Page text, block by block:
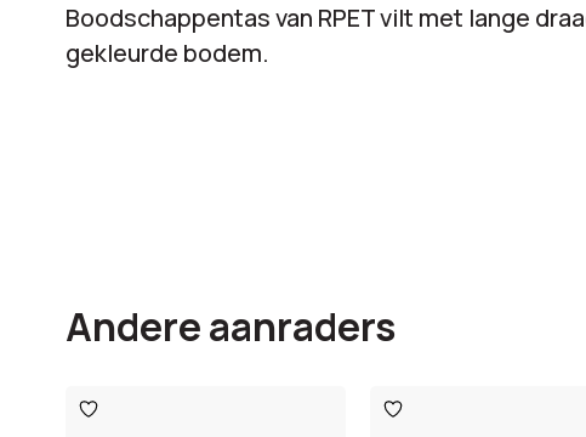
Boodschappentas van RPET vilt met lange
gekleurde bodem.
Andere aanraders
Toevoegen
aan
Toevoegen
aan